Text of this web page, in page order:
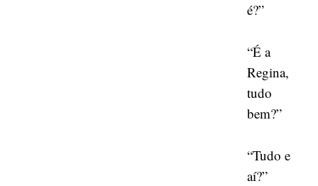
é?”
“É a
Regina,
tudo
bem?”
“Tudo e
aí?”